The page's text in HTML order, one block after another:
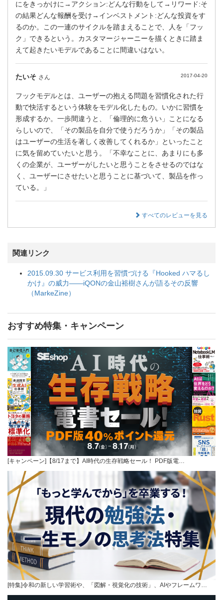
にをきっかけに→アクション:どんな行動をして→リワード:そ
の結果どんな報酬を受け→インベストメント:どんな投資をす
るのか。この一連のサイクルを踏まえることで、人を「フッ
ク」できるという。カスタマージャーニーを描くときに踏ま
えて起きたいモデルであることに間違いはない。
たいそ さん 2017-04-20
フックモデルとは、ユーザーの抱える問題を習慣化された行
動で快活するという体験をモデル化したもの。いかに習慣を
形成するか。一歩間違うと、「倫理的に危うい」ことになる
らしいので、「その製品を自分で使うだろうか」「その製品
はユーザーの生活を著しく改善してくれるか」といったこと
に気を留めていたいと思う。「不幸なことに、あまりにも多
くの企業が、ユーザーがしたいと思うことをさせるのではな
く、ユーザーにさせたいと思うことに基づいて、製品を作っ
ている。」
すべてのレビューを見る
関連リンク
2015.09.30 サービス利用を習慣づける『Hooked ハマるし
かけ』の威力――iQONの金山裕樹さんが語るその反響
（MarkeZine）
おすすめ特集・キャンペーン
[キャンペーン]【8/17まで】AI時代の生存戦略セール！ PDF版電…
[特集]令和の新しい学習術や、「図解・視覚化の技術」、AIやフレームワ…